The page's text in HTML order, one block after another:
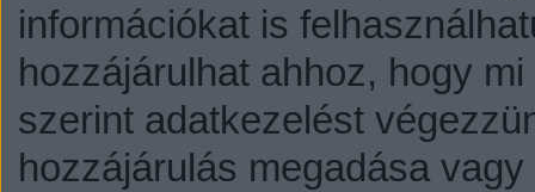
információkat is
hozzájárulhat ahhoz, hogy
szerint adatkezelést
hozzájárulás megadása